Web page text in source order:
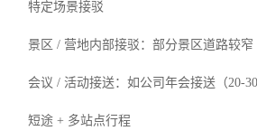
特定场景接驳
景区 / 营地内部接驳：部分景区道路较
会议 / 活动接送：如公司年会接送（20-
短途 + 多站点行程